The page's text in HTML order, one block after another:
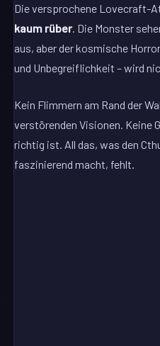
Die versprochene Lovecraft-
kaum rüber. Die Monster
aus, aber der kosmische
und Unbegreiflichkeit – wird
Kein Flimmern am Rand der
verstörenden Visionen. Keine
richtig ist. All das, was den
faszinierend macht, fehlt.